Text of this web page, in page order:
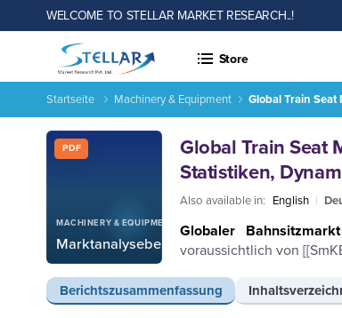
WELCOME TO STELLAR MARKET RESEARCH..!
Store
Startseite Machinery & Equipment Global Train
PDF
MACHINERY & EQUIPMENT
Marktanalysebericht
Global Train Seat
Statistiken,
Also available in: English |
Globaler Bahnsitzmarkt
voraussichtlich von
Berichtszusammenfassung
Berichts-ID: SMR_1379